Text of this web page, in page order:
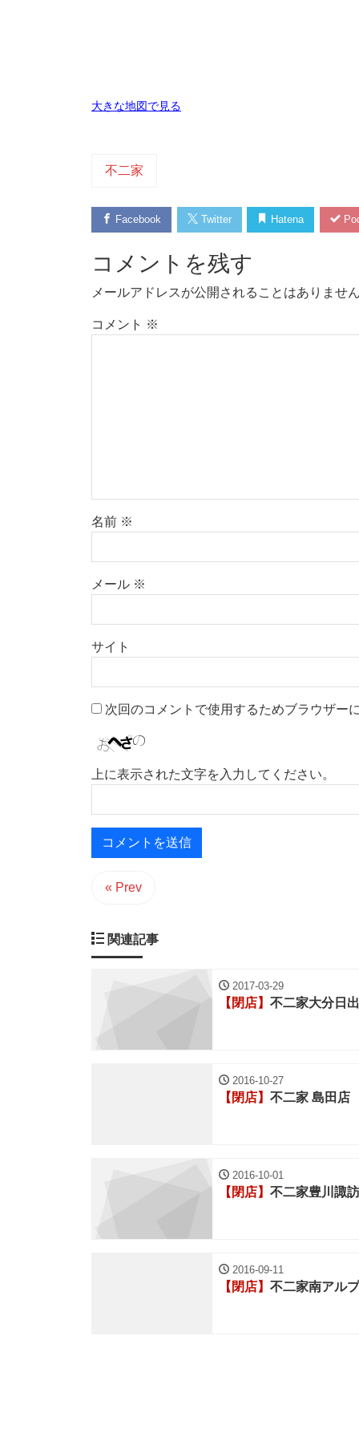
大きな地図で見る
不二家
Facebook Twitter Hatena
コメントを残す
メールアドレスが公開されることはありませ
コメント ※
名前 ※
メール ※
サイト
次回のコメントで使用するためブラウザー
上に表示された文字を入力してください。
« Prev
関連記事
2017-03-29
【閉店】 不二家大分日
2016-10-27
【閉店】 不二家 島田店
2016-10-01
【閉店】 不二家豊川諏
2016-09-11
【閉店】 不二家南アル